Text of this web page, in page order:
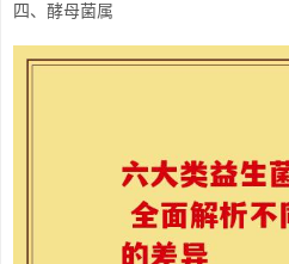
四、酵母菌属